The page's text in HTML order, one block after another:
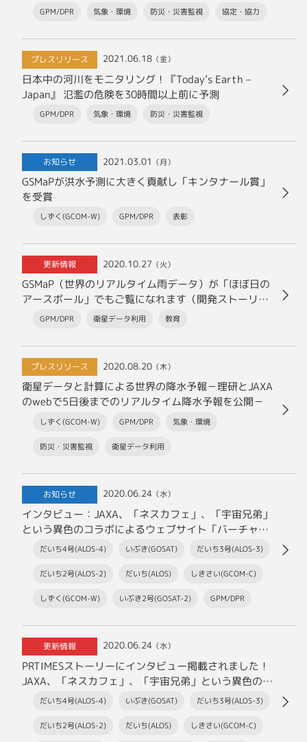
GPM/DPR 気象・環境 防災・災害監視 協定・協力
プレスリリース 2021.06.18 （金）
日本中の河川をモニタリング！『Today’s Earth –
Japan』 氾濫の危険を30時間以上前に予測
GPM/DPR 気象・環境 防災・災害監視
お知らせ 2021.03.01 （月）
GSMaPが洪水予測に大きく貢献し「キンタナール賞」
を受賞
しずく(GCOM-W) GPM/DPR 表彰
更新情報 2020.10.27 （火）
GSMaP（世界のリアルタイム雨データ）が「ほぼ日の
アースボール」でもご覧になれます（開発ストーリ
ー）GPM/DPR 衛星データ利用 教育
プレスリリース 2020.08.20 （木）
衛星データと計算による世界の降水予報－理研とJAXA
のwebで5日後までのリアルタイム降水予報を公開－
しずく(GCOM-W) GPM/DPR 気象・環境
防災・災害監視 衛星データ利用
お知らせ 2020.06.24 （水）
インタビュー：JAXA、「ネスカフェ」、「宇宙兄弟」
という異色のコラボによるウェブサイト「バーチャル
科学館」はなぜ生まれたのか～宇宙とコーヒーを通し
だいち4号(ALOS-4) いぶき(GOSAT) だいち3号(ALOS-3)
だいち2号(ALOS-2) だいち(ALOS) しきさい(GCOM-C)
しずく(GCOM-W) いぶき2号(GOSAT-2) GPM/DPR
更新情報 2020.06.24 （水）
PRTIMESストーリーにインタビュー掲載されました！
JAXA、「ネスカフェ」、「宇宙兄弟」という異色のコ
ラボによるウェブサイト「バーチャル科学館」はなぜ
らの未来のこと～
だいち4号(ALOS-4) いぶき(GOSAT) だいち3号(ALOS-3)
だいち2号(ALOS-2) だいち(ALOS) しきさい(GCOM-C)